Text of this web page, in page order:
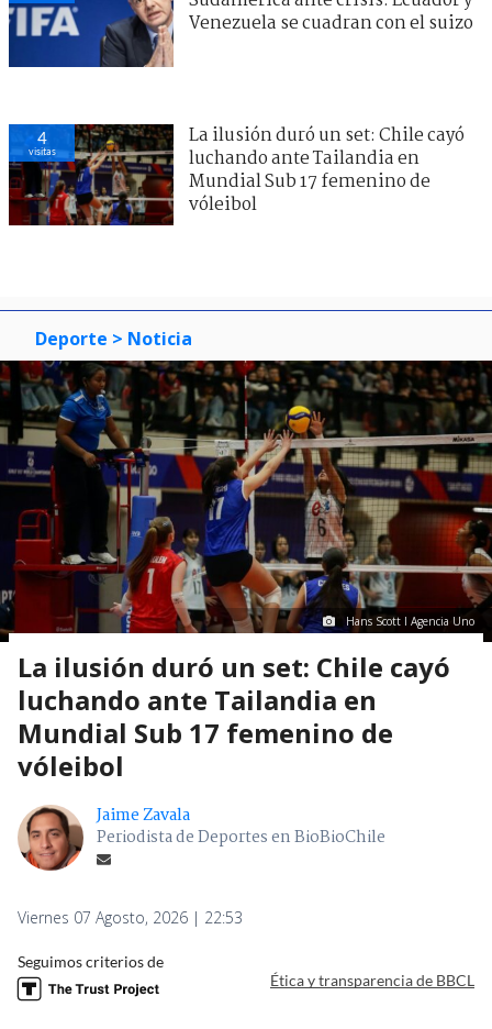
Venezuela se cuadran con el suizo
4
visitas
La ilusión duró un set: Chile cayó
luchando ante Tailandia en
Mundial Sub 17 femenino de
vóleibol
Deporte > Noticia
Hans Scott I Agencia Uno
La ilusión duró un set: Chile cayó
luchando ante Tailandia en
Mundial Sub 17 femenino de
vóleibol
Jaime Zavala
Periodista de Deportes en BioBioChile
Viernes 07 Agosto, 2026 | 22:53
Seguimos criterios de
Ética y transparencia de BBCL